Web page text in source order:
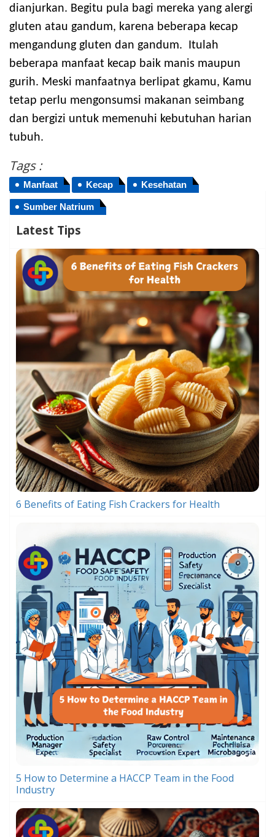
dianjurkan. Begitu pula bagi mereka yang alergi
gluten atau gandum, karena beberapa kecap
mengandung gluten dan gandum. Itulah
beberapa manfaat kecap baik manis maupun
gurih. Meski manfaatnya berlipat gkamu, Kamu
tetap perlu mengonsumsi makanan seimbang
dan bergizi untuk memenuhi kebutuhan harian
tubuh.
Tags :
Manfaat Kecap Kesehatan
Sumber Natrium
Latest Tips
6 Benefits of Eating Fish Crackers for Health
5 How to Determine a HACCP Team in the Food
Industry